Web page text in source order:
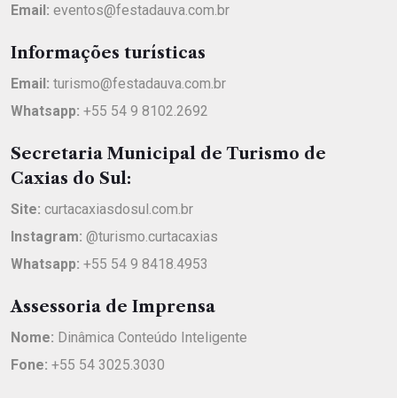
Email: eventos@festadauva.com.br
Informações turísticas
Email: turismo@festadauva.com.br
Whatsapp: +55 54 9 8102.2692
Secretaria Municipal de Turismo de
Caxias do Sul:
Site: curtacaxiasdosul.com.br
Instagram: @turismo.curtacaxias
Whatsapp: +55 54 9 8418.4953
Assessoria de Imprensa
Nome: Dinâmica Conteúdo Inteligente
Fone: +55 54 3025.3030